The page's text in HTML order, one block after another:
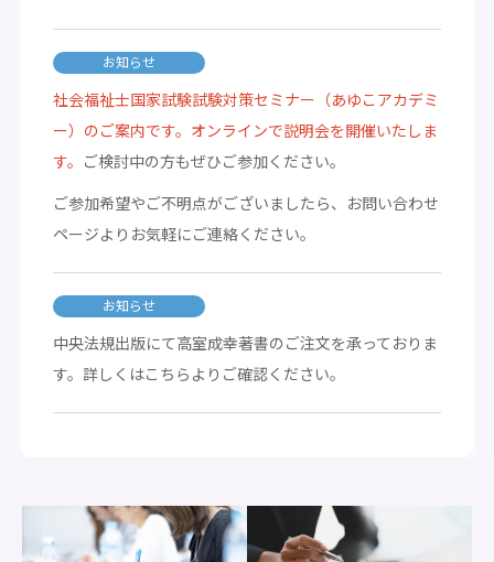
お知らせ
社会福祉士国家試験試験対策セミナー（あゆこアカデミ
ー）のご案内です。オンラインで説明会を開催いたしま
す。
ご検討中の方もぜひご参加ください。
ご参加希望やご不明点がございましたら、お問い合わせ
ページよりお気軽にご連絡ください。
お知らせ
中央法規出版にて高室成幸著書のご注文を承っておりま
す。詳しくはこちらよりご確認ください。